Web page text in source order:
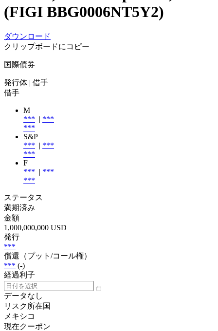
(FIGI BBG0006NT5Y2)
ダウンロード
クリップボードにコピー
国際債券
発行体 | 借手
借手
M
*** | ***
***
S&P
*** | ***
***
F
*** | ***
***
ステータス
満期済み
金額
1,000,000,000 USD
発行
***
償還（プット/コール権）
*** (-)
経過利子
データなし
リスク所在国
メキシコ
現在クーポン